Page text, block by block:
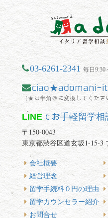
03-6261-2341 毎日9:30
ciao★adomani-
（★は半角＠に変換してくださ
LINEでお手軽留学相
〒150-0043
東京都渋谷区道玄坂1-15-3
会社概要
経営理念
留学手続料０円の理由
留学カウンセラー紹介
お問合せ